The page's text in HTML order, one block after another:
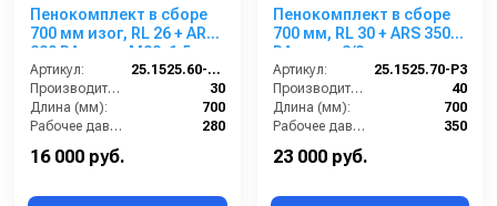
Пенокомплект в сборе
700 мм изог, RL 26 + ARS
220 РА; вход М22х1,5ш.
Артикул:
25.1525.60-P26 -7-220
Производительность (л/мин):
30
Длина (мм):
700
Рабочее давление (бар):
280
16 000 руб.
Пенокомплект в сборе
700 мм, RL 30 + ARS 350
РА; вход 3/8ш.
Артикул:
25.1525.70-P3
Производительность (л/мин):
40
Длина (мм):
700
Рабочее давление (бар):
350
23 000 руб.